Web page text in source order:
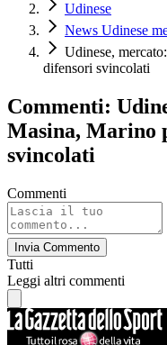
Udinese
News Udinese
Udinese,
difensori svincolati
Commenti:
Masina, Marino
svincolati
Commenti
Invia Commento
Tutti
Leggi altri commenti